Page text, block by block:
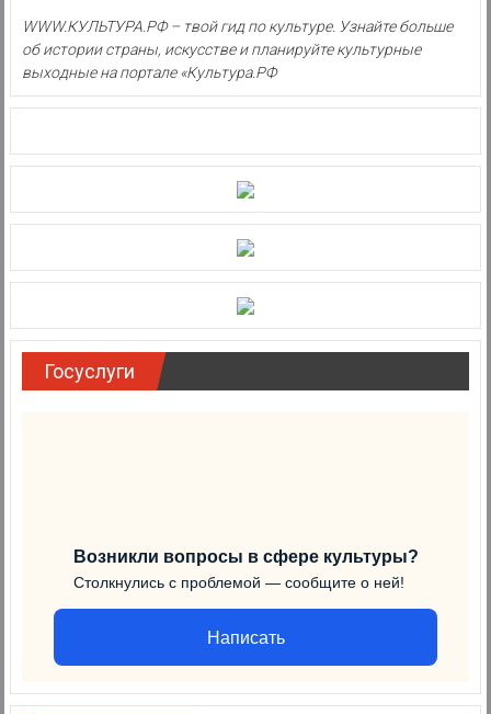
WWW.КУЛЬТУРА.РФ – твой гид по культуре. Узнайте больше
об истории страны, искусстве и планируйте культурные
выходные на портале «Культура.РФ
Госуслуги
Возникли вопросы в сфере культуры?
Столкнулись с проблемой — сообщите о ней!
Написать